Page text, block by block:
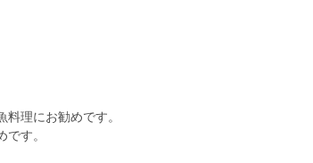
理にお勧めです。
す。